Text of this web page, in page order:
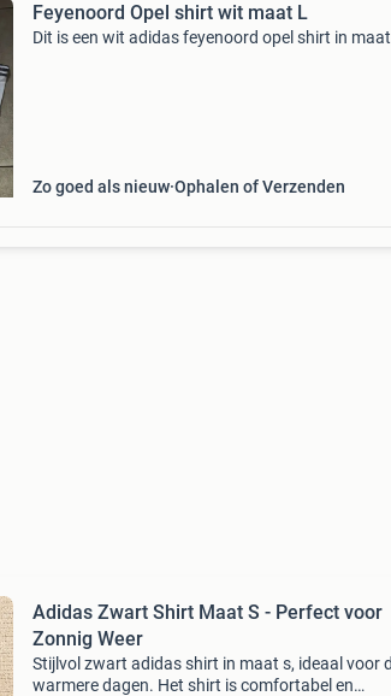
Feyenoord Opel shirt wit maat L
Dit is een wit adidas feyenoord opel shirt in maat l
Zo goed als nieuw Ophalen of Verzenden
Adidas Zwart Shirt Maat S - Perfect voor
Zonnig Weer
Stijlvol zwart adidas shirt in maat s, ideaal voor
warmere dagen. Het shirt is comfortabel en